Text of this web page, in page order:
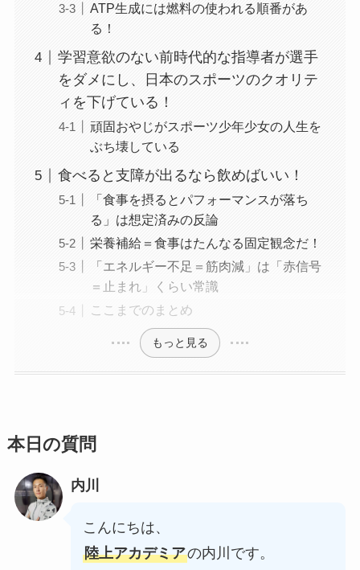
ATP生成には燃料の使われる順番があ
る！
学習意欲のない前時代的な指導者が選手
をダメにし、日本のスポーツのクオリテ
ィを下げている！
頑固おやじがスポーツ少年少女の人生を
ぶち壊している
食べると支障が出るなら飲めばいい！
「食事を摂るとパフォーマンスが落ち
る」は想定済みの反論
栄養補給＝食事はたんなる固定観念だ！
「エネルギー不足＝筋肉減」は「赤信号
＝止まれ」くらい常識
ここまでのまとめ
もっと見る
本日の質問
内川
こんにちは、
陸上アカデミアの内川です。